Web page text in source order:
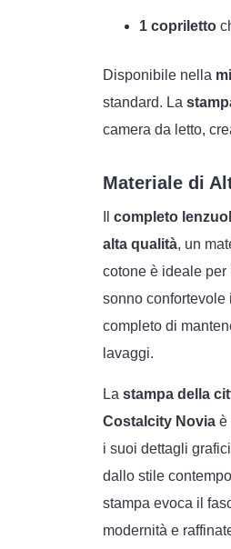
1 copriletto
Disponibile nella
standard. La
camera da letto,
Materiale di
completo
alta qualità, un
cotone è ideale per
sonno confortevole
completo di
lavaggi.
La stampa della
Costalcity Novia è
i suoi dettagli
dallo stile
stampa evoca il
modernità e